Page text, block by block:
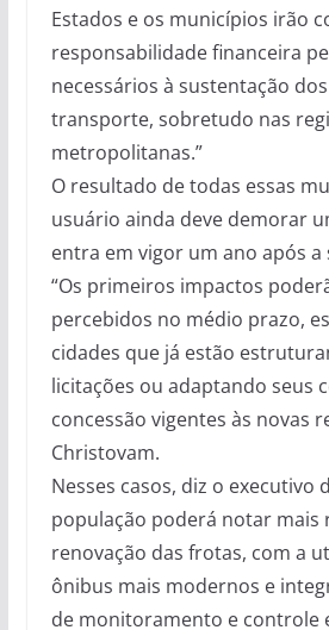
Estados e os municípios irão
responsabilidade financeira
necessários à sustentação
transporte, sobretudo nas
metropolitanas.”
O resultado de todas essas
usuário ainda deve demorar
entra em vigor um ano após a
“Os primeiros impactos
percebidos no médio prazo,
cidades que já estão
licitações ou adaptando seus
concessão vigentes às novas
Christovam.
Nesses casos, diz o executivo
população poderá notar mais
renovação das frotas, com a
ônibus mais modernos e
de monitoramento e controle